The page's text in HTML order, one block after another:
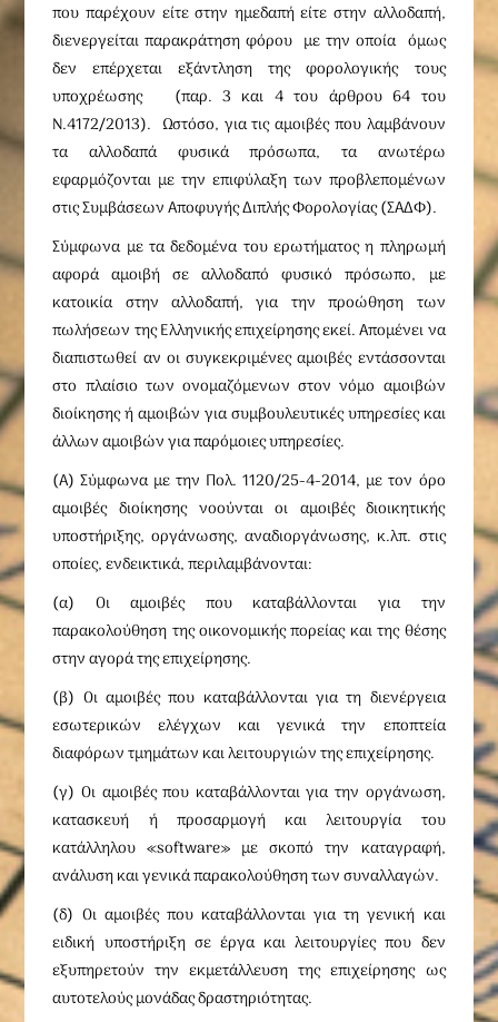
που παρέχουν είτε στην ημεδαπή είτε στην αλλοδαπή,
διενεργείται παρακράτηση φόρου με την οποία όμως
δεν επέρχεται εξάντληση της φορολογικής τους
υποχρέωσης (παρ. 3 και 4 του άρθρου 64 του
Ν.4172/2013). Ωστόσο, για τις αμοιβές που λαμβάνουν
τα αλλοδαπά φυσικά πρόσωπα, τα ανωτέρω
εφαρμόζονται με την επιφύλαξη των προβλεπομένων
στις Συμβάσεων Αποφυγής Διπλής Φορολογίας (ΣΑΔΦ).
Σύμφωνα με τα δεδομένα του ερωτήματος η πληρωμή
αφορά αμοιβή σε αλλοδαπό φυσικό πρόσωπο, με
κατοικία στην αλλοδαπή, για την προώθηση των
πωλήσεων της Ελληνικής επιχείρησης εκεί. Απομένει να
διαπιστωθεί αν οι συγκεκριμένες αμοιβές εντάσσονται
στο πλαίσιο των ονομαζόμενων στον νόμο αμοιβών
διοίκησης ή αμοιβών για συμβουλευτικές υπηρεσίες και
άλλων αμοιβών για παρόμοιες υπηρεσίες.
(Α) Σύμφωνα με την Πολ. 1120/25-4-2014, με τον όρο
αμοιβές διοίκησης νοούνται οι αμοιβές διοικητικής
υποστήριξης, οργάνωσης, αναδιοργάνωσης, κ.λπ. στις
οποίες, ενδεικτικά, περιλαμβάνονται:
(α) Οι αμοιβές που καταβάλλονται για την
παρακολούθηση της οικονομικής πορείας και της θέσης
στην αγορά της επιχείρησης.
(β) Οι αμοιβές που καταβάλλονται για τη διενέργεια
εσωτερικών ελέγχων και γενικά την εποπτεία
διαφόρων τμημάτων και λειτουργιών της επιχείρησης.
(γ) Οι αμοιβές που καταβάλλονται για την οργάνωση,
κατασκευή ή προσαρμογή και λειτουργία του
κατάλληλου «software» με σκοπό την καταγραφή,
ανάλυση και γενικά παρακολούθηση των συναλλαγών.
(δ) Οι αμοιβές που καταβάλλονται για τη γενική και
ειδική υποστήριξη σε έργα και λειτουργίες που δεν
εξυπηρετούν την εκμετάλλευση της επιχείρησης ως
αυτοτελούς μονάδας δραστηριότητας.